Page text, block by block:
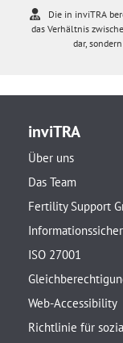
Die in inviTRA
das Verhältnis
dar,
inviTRA
Über uns
Das Team
Fertility Support
ISO 27001
Web-Accessibility
Richtlinie für